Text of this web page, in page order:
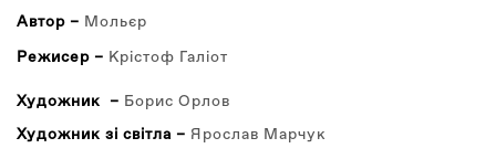
Автор – Мольєр
Режисер – Крістоф Галіот
Художник – Борис Орлов
Художник зі світла – Ярослав Марчук